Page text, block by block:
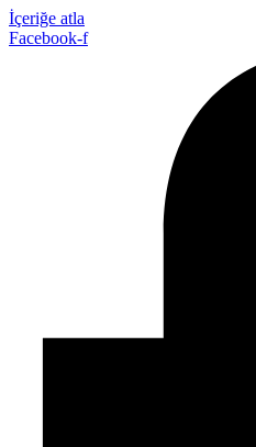
İçeriğe atla
Facebook-f